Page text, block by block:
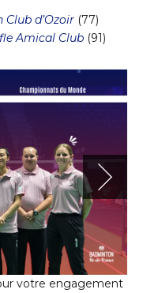
d’Ozoir (77)
Amical Club (91)
votre engagement